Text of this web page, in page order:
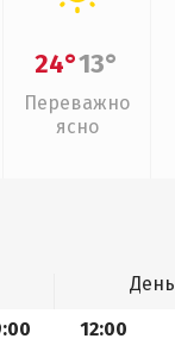
24°13°
Переважно
ясно
День
12:00